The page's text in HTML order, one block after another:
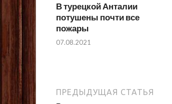
В турецкой Анталии
потушены почти все
пожары
07.08.2021
ПРЕДЫДУЩАЯ СТАТЬЯ